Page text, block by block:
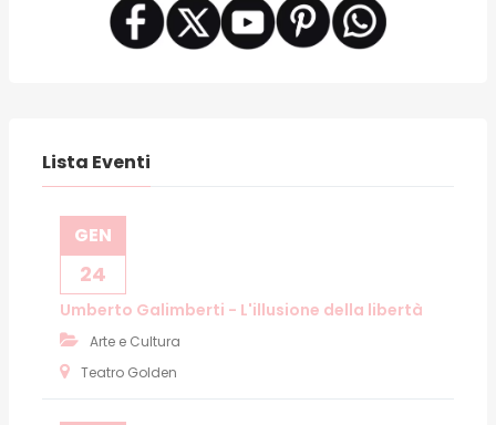
Lista Eventi
GEN
24
Umberto Galimberti - L'illusione della libertà
Arte e Cultura
Teatro Golden